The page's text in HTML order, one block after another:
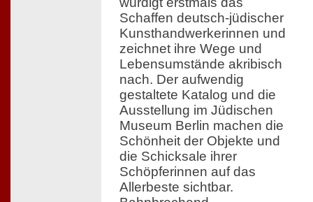
Schaffen deutsch-jüdischer
Kunsthandwerkerinnen und
zeichnet ihre Wege und
Lebensumstände akribisch
nach. Der aufwendig
gestaltete Katalog und die
Ausstellung im Jüdischen
Museum Berlin machen die
Schönheit der Objekte und
die Schicksale ihrer
Schöpferinnen auf das
Allerbeste sichtbar.